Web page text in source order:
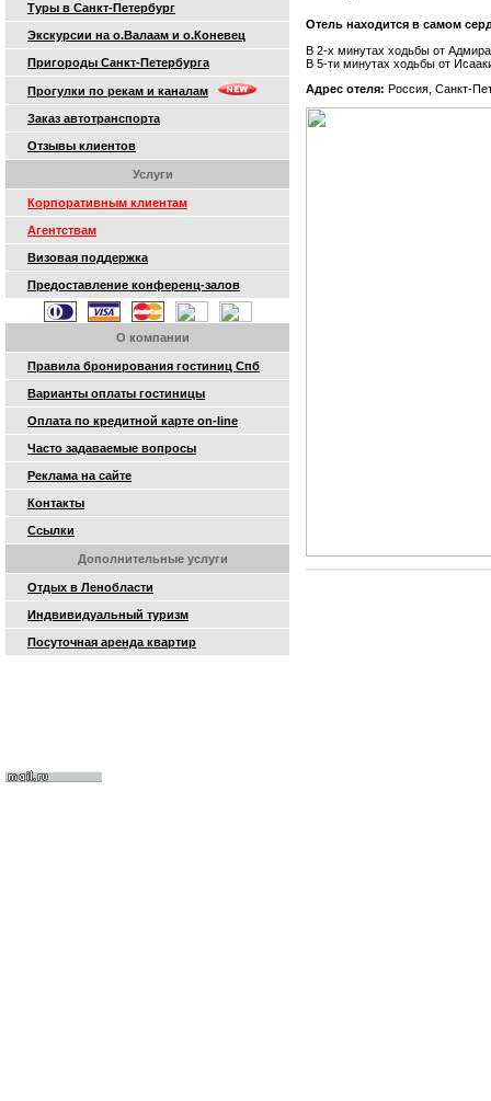
Туры в Санкт-Петербург
Экскурсии на о.Валаам и о.Коневец
Пригороды Санкт-Петербурга
Прогулки по рекам и каналам
Заказ автотранспорта
Отзывы клиентов
Услуги
Корпоративным клиентам
Агентствам
Визовая поддержка
Предоставление конференц-залов
О компании
Правила бронирования гостиниц Спб
Варианты оплаты гостиницы
Оплата по кредитной карте on-line
Часто задаваемые вопросы
Реклама на сайте
Контакты
Ссылки
Дополнительные услуги
Отдых в Ленобласти
Индвивидуальный туризм
Посуточная аренда квартир
Отель находится в самом
В 2-х минутах ходьбы от
В 5-ти минутах ходьбы от
Адрес отеля: Россия, Санкт-